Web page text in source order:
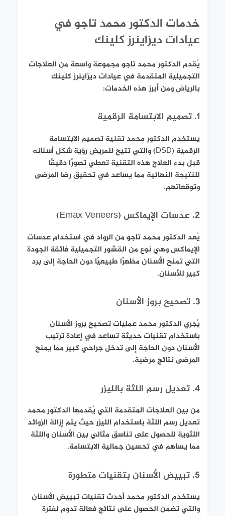
خدمات الدكتور محمد تاجو في
عيادات ديزاينرز كلينك
يُقدم الدكتور محمد تاجو مجموعة واسعة من العلاجات
التجميلية المتقدمة في عيادات ديزاينرز كلينك
بالرياض ومن أبرز هذه الخدمات:
1. تصميم الابتسامة الرقمية
يستخدم الدكتور محمد تقنية تصميم الابتسامة
الرقمية (DSD) والتي تتيح للمريض رؤية شكل أسنانه
قبل بدء العلاج هذه التقنية تعطي تصورًا دقيقًا
للنتيجة النهائية مما يساعد في تحقيق رضا المرضى
وتوقعاتهم.
2. عدسات الإيماكس (Emax Veneers)
يُعد الدكتور محمد تاجو من الرواد في استخدام عدسات
الإيماكس وهي نوع من القشور التجميلية فائقة الجودة
التي تمنح الأسنان مظهرًا طبيعيًا دون الحاجة إلى برد
كبير للأسنان.
3. تصحيح بروز الأسنان
يُجري الدكتور محمد عمليات تصحيح بروز الأسنان
باستخدام تقنيات حديثة تساعد في إعادة ترتيب
الأسنان دون الحاجة إلى تدخل جراحي كبير مما يمنح
المرضى نتائج مرضية.
4. تعديل رسم اللثة بالليزر
من بين العلاجات المتقدمة التي يُقدمها الدكتور محمد
تعديل رسم اللثة باستخدام الليزر حيث يتم إزالة الزوائد
اللثوية للحصول على تناسق مثالي بين الأسنان واللثة
مما يساهم في تحسين جمالية الابتسامة.
5. تبييض الأسنان بتقنيات متطورة
يستخدم الدكتور محمد أحدث تقنيات تبييض الأسنان
والتي تضمن الحصول على نتائج فعالة تدوم لفترة